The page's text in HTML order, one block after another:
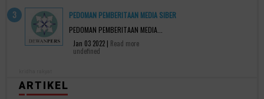
PEDOMAN PEMBERITAAN MEDIA SIBER
PEDOMAN PEMBERITAAN MEDIA...
Jan 03 2022 | Read more
undefined
ARTIKEL